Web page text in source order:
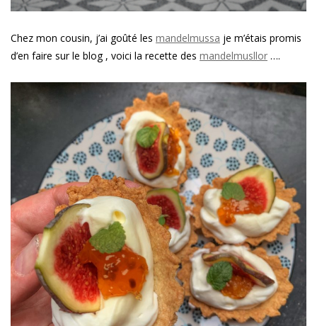
Chez mon cousin, j’ai goûté les mandelmussa je m’étais promis
d’en faire sur le blog , voici la recette des mandelmusllor ….